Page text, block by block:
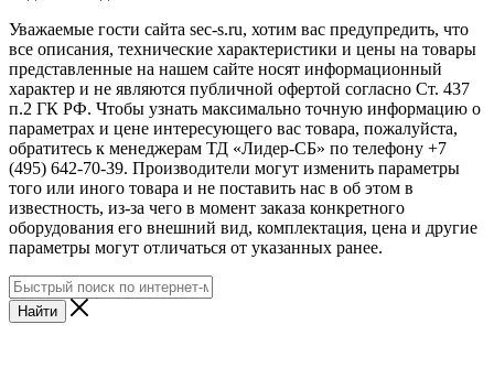
Уважаемые гости сайта sec-s.ru, хотим вас предупредить, что
все описания, технические характеристики и цены на товары
представленные на нашем сайте носят информационный
характер и не являются публичной офертой согласно Ст. 437
п.2 ГК РФ. Чтобы узнать максимально точную информацию о
параметрах и цене интересующего вас товара, пожалуйста,
обратитесь к менеджерам ТД «Лидер-СБ» по телефону +7
(495) 642-70-39. Производители могут изменить параметры
того или иного товара и не поставить нас в об этом в
известность, из-за чего в момент заказа конкретного
оборудования его внешний вид, комплектация, цена и другие
параметры могут отличаться от указанных ранее.
Найти